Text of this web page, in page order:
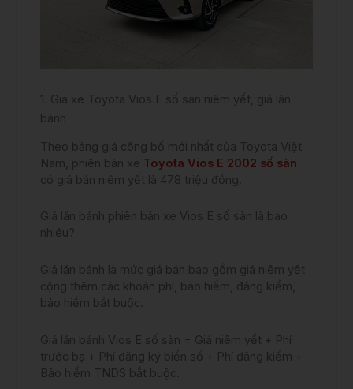
1. Giá xe Toyota Vios E số sàn niêm yết, giá lăn
bánh
Theo bảng giá công bố mới nhất của Toyota Việt
Nam, phiên bản xe Toyota Vios E 2002 số sàn
có giá bán niêm yết là 478 triệu đồng.
Giá lăn bánh phiên bản xe Vios E số sàn là bao
nhiêu?
Giá lăn bánh là mức giá bán bao gồm giá niêm yết
cộng thêm các khoản phí, bảo hiểm, đăng kiểm,
bảo hiểm bắt buộc.
Giá lăn bánh Vios E số sàn = Giá niêm yết + Phí
trước bạ + Phí đăng ký biển số + Phí đăng kiểm +
Bảo hiểm TNDS bắt buộc.